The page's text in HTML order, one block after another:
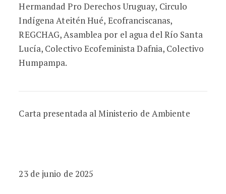
Hermandad Pro Derechos Uruguay, Circulo
Indígena Ateitén Hué, Ecofranciscanas,
REGCHAG, Asamblea por el agua del Río Santa
Lucía, Colectivo Ecofeminista Dafnia, Colectivo
Humpampa.
Carta presentada al Ministerio de Ambiente
23 de junio de 2025